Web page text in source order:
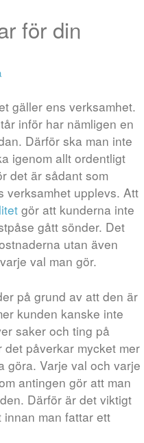
för din
gäller ens verksamhet.
inför har nämligen en
Därför ska man inte
igenom allt ordentligt
det är sådant som
verksamhet upplevs. Att
gör att kunderna inte
gått sönder. Det
utan även
val man gör.
på grund av att den är
kunden kanske inte
saker och ting på
påverkar mycket mer
göra. Varje val och varje
antingen gör att man
Därför är det viktigt
man fattar ett